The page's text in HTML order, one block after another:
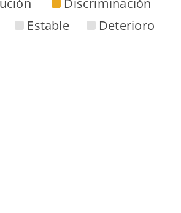
Discriminación
Estable Deterioro